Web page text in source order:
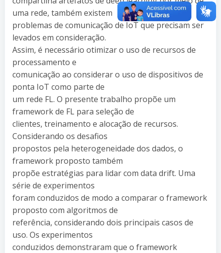
uma rede, também existem
problemas de comunicação de IoT que precisam ser
levados em consideração.
Assim, é necessário otimizar o uso de recursos de
processamento e
comunicação ao considerar o uso de dispositivos de
ponta IoT como parte de
um rede FL. O presente trabalho propõe um
framework de FL para seleção de
clientes, treinamento e alocação de recursos.
Considerando os desafios
propostos pela heterogeneidade dos dados, o
framework proposto também
propõe estratégias para lidar com data drift. Uma
série de experimentos
foram conduzidos de modo a comparar o framework
proposto com algoritmos de
referência, considerando dois principais casos de
uso. Os experimentos
conduzidos demonstraram que o framework